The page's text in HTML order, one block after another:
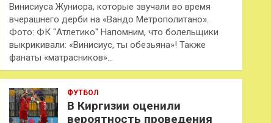
Винисиуса Жуниора, которые звучали во время
вчерашнего дерби на «Вандо Метрополитано».
Фото: ФК "Атлетико" Напомним, что болельщики
выкрикивали: «Винисиус, ты обезьяна»! Также
фанаты «матрасников»…
ФУТБОЛ
В Киргизии оценили
вероятность проведения